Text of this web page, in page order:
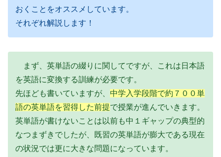
おくことをオススメしています。
それぞれ解説します！
まず、英単語の綴りに関してですが、これは日本語
を英語に変換する訓練が必要です。
先ほども書いていますが、 中学入学段階で約７００単
語の英単語を習得した前提で授業が進んでいきます。
英単語が書けないことは以前も中１ギャップの典型的
なつまずきでしたが、既習の英単語が膨大である現在
の状況では更に大きな問題になっています。